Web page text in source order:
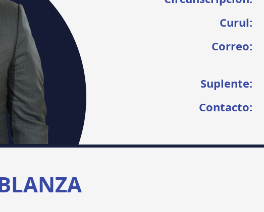
Curul:
Correo:
Suplente:
Contacto: